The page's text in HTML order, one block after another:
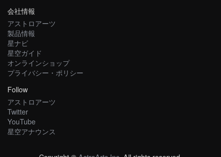
会社情報
アストロアーツ
製品情報
星ナビ
星空ガイド
オンラインショップ
プライバシー・ポリシー
Follow
アストロアーツ
Twitter
YouTube
星空アナウンス